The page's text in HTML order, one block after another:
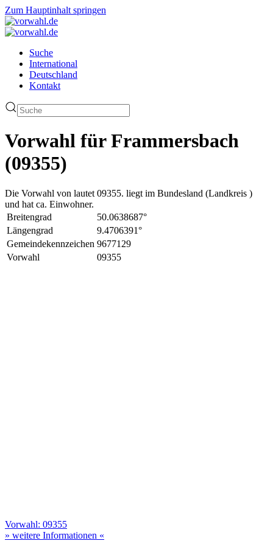
Zum Hauptinhalt springen
Suche
International
Deutschland
Kontakt
Vorwahl für Frammersbach
(09355)
Die Vorwahl von lautet 09355. liegt im Bundesland (Landkreis )
und hat ca. Einwohner.
Breitengrad
50.0638687°
Längengrad
9.4706391°
Gemeindekennzeichen 9677129
Vorwahl
09355
Vorwahl: 09355
» weitere Informationen «